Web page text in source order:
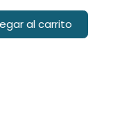
al carrito